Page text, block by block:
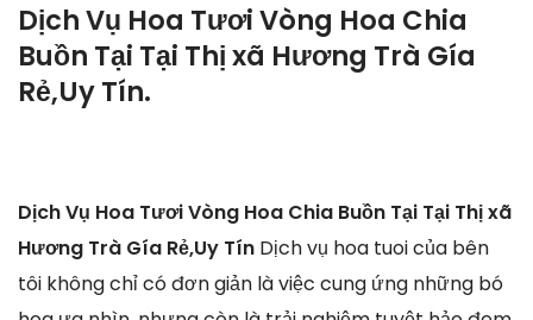
Dịch Vụ Hoa Tươi Vòng Hoa Chia
Buồn Tại Tại Thị xã Hương Trà Gía
Rẻ,Uy Tín.
Dịch Vụ Hoa Tươi Vòng Hoa Chia Buồn Tại Tại Thị xã
Hương Trà Gía Rẻ,Uy Tín Dịch vụ hoa tuoi của bên
tôi không chỉ có đơn giản là việc cung ứng những bó